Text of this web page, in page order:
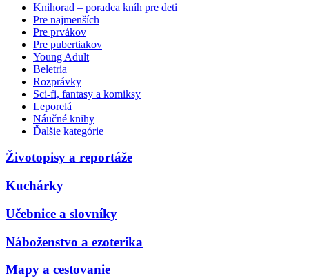
Knihorad – poradca kníh pre deti
Pre najmenších
Pre prvákov
Pre pubertiakov
Young Adult
Beletria
Rozprávky
Sci-fi, fantasy a komiksy
Leporelá
Náučné knihy
Ďalšie kategórie
Životopisy a reportáže
Kuchárky
Učebnice a slovníky
Náboženstvo a ezoterika
Mapy a cestovanie